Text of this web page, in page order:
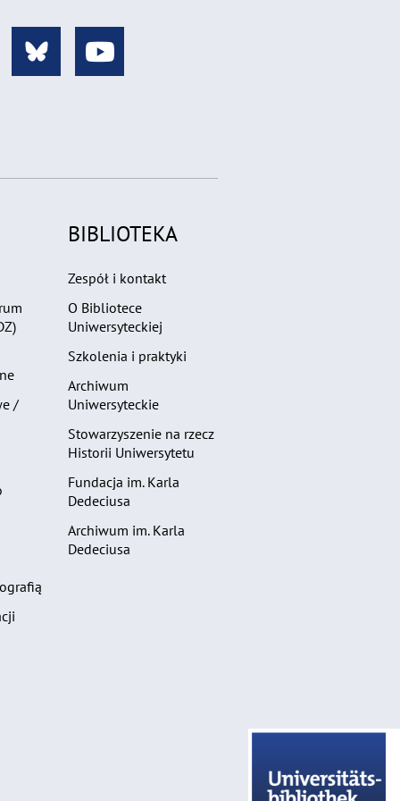
/
BIBLIOTEKA
Zespół i kontakt
O Bibliotece
Uniwersyteckiej
Szkolenia i praktyki
Archiwum
Uniwersyteckie
Stowarzyszenie na rzecz
Historii Uniwersytetu
Fundacja im. Karla
Dedeciusa
Archiwum im. Karla
Dedeciusa